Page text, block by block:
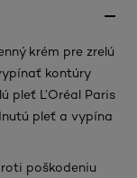
krém pre zrelú
kontúry
pleť L’Oréal Paris
pleť a vypína
poškodeniu